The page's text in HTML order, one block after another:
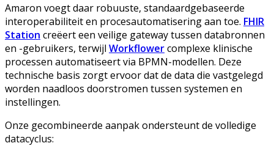
Amaron voegt daar robuuste, standaardgebaseerde
interoperabiliteit en procesautomatisering aan toe. FHIR
Station creëert een veilige gateway tussen databronnen
en -gebruikers, terwijl Workflowercomplexe klinische
processen automatiseert via BPMN-modellen. Deze
technische basis zorgt ervoor dat de data die vastgelegd
worden naadloos doorstromen tussen systemen en
instellingen.
Onze gecombineerde aanpak ondersteunt de volledige
datacyclus: